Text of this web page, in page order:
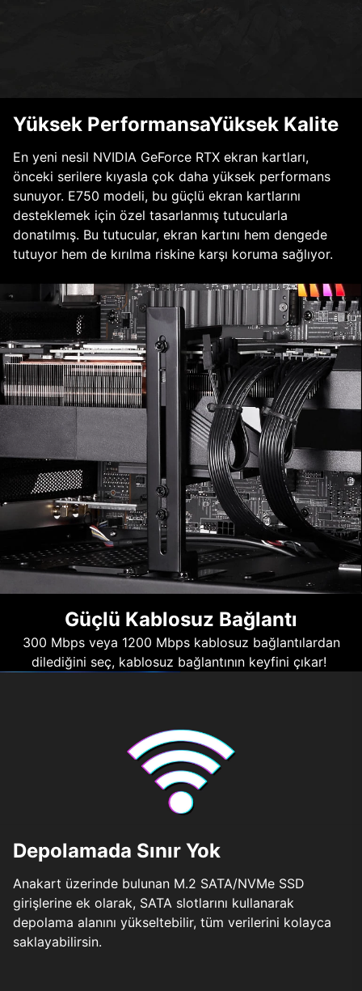
Yüksek PerformansaYüksek Kalite
En yeni nesil NVIDIA GeForce RTX ekran kartları,
önceki serilere kıyasla çok daha yüksek performans
sunuyor. E750 modeli, bu güçlü ekran kartlarını
desteklemek için özel tasarlanmış tutucularla
donatılmış. Bu tutucular, ekran kartını hem dengede
tutuyor hem de kırılma riskine karşı koruma sağlıyor.
Güçlü Kablosuz Bağlantı
300 Mbps veya 1200 Mbps kablosuz bağlantılardan
dilediğini seç, kablosuz bağlantının keyfini çıkar!
Depolamada Sınır Yok
Anakart üzerinde bulunan M.2 SATA/NVMe SSD
girişlerine ek olarak, SATA slotlarını kullanarak
depolama alanını yükseltebilir, tüm verilerini kolayca
saklayabilirsin.